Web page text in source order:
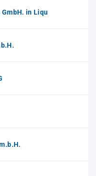
in Liqu